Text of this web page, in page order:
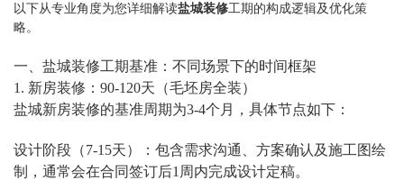
以下从专业角度为您详细解读盐城装修工期的构成逻辑及优化策
略。
一、盐城装修工期基准：不同场景下的时间框架
1. 新房装修：90-120天（毛坯房全装）
盐城新房装修的基准周期为3-4个月，具体节点如下：
设计阶段（7-15天）：包含需求沟通、方案确认及施工图绘
制，通常会在合同签订后1周内完成设计定稿。